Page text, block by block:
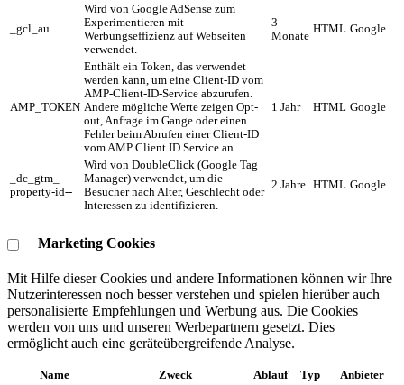
_gcl_au
Wird von Google AdSense zum
Experimentieren mit
Werbungseffizienz auf Webseiten
verwendet.
3
Monate
HTML Google
AMP_TOKEN
Enthält ein Token, das verwendet
werden kann, um eine Client-ID vom
AMP-Client-ID-Service abzurufen.
Andere mögliche Werte zeigen Opt-
out, Anfrage im Gange oder einen
Fehler beim Abrufen einer Client-ID
vom AMP Client ID Service an.
1 Jahr HTML Google
_dc_gtm_--
property-id--
Wird von DoubleClick (Google Tag
Manager) verwendet, um die
Besucher nach Alter, Geschlecht oder
Interessen zu identifizieren.
2 Jahre HTML Google
Marketing Cookies
Mit Hilfe dieser Cookies und andere Informationen können wir Ihre
Nutzerinteressen noch besser verstehen und spielen hierüber auch
personalisierte Empfehlungen und Werbung aus. ​Die Cookies
werden von uns und unseren Werbepartnern gesetzt. Dies
ermöglicht auch eine geräteübergreifende Analyse.
Name Zweck Ablauf Typ Anbieter